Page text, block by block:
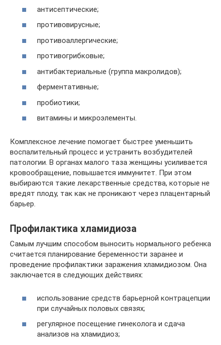
антисептические;
противовирусные;
противоаллергические;
противогрибковые;
антибактериальные (группа макролидов);
ферментативные;
пробиотики;
витамины и микроэлементы.
Комплексное лечение помогает быстрее уменьшить
воспалительный процесс и устранить возбудителей
патологии. В органах малого таза женщины усиливается
кровообращение, повышается иммунитет. При этом
выбираются такие лекарственные средства, которые не
вредят плоду, так как не проникают через плацентарный
барьер.
Профилактика хламидиоза
Самым лучшим способом выносить нормального ребенка
считается планирование беременности заранее и
проведение профилактики заражения хламидиозом. Она
заключается в следующих действиях:
использование средств барьерной контрацепции
при случайных половых связях;
регулярное посещение гинеколога и сдача
анализов на хламидиоз;